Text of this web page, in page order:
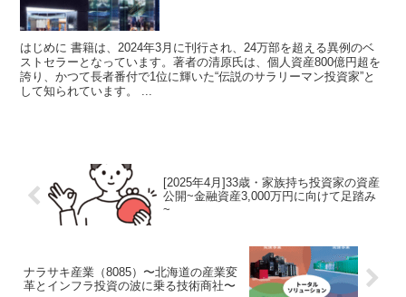
はじめに 書籍は、2024年3月に刊行され、24万部を超える異例のベ
ストセラーとなっています。著者の清原氏は、個人資産800億円超を
誇り、かつて長者番付で1位に輝いた“伝説のサラリーマン投資家”と
して知られています。 ...
[2025年4月]33歳・家族持ち投資家の資産
公開~金融資産3,000万円に向けて足踏み
~
ナラサキ産業（8085）〜北海道の産業変
革とインフラ投資の波に乗る技術商社〜